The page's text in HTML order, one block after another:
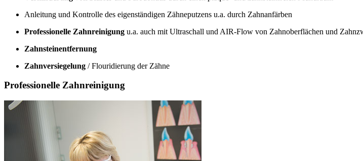
Anleitung und Kontrolle des eigenständigen Zähneputzens u.a. durch Zahnanfärben
Professionelle Zahnreinigung u.a. auch mit Ultraschall und AIR-Flow von Zahnoberflächen und
Zahnsteinentfernung
Zahnversiegelung / Flouridierung der Zähne
Professionelle Zahnreinigung